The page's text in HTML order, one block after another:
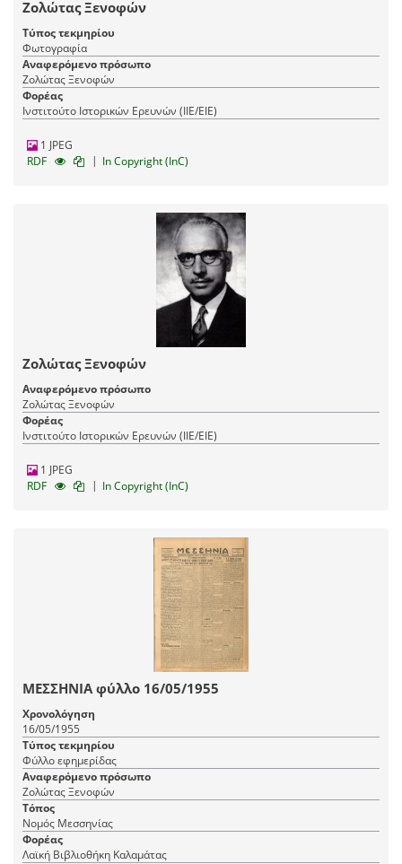
Ζολώτας Ξενοφών
Τύπος τεκμηρίου
Φωτογραφία
Αναφερόμενο πρόσωπο
Ζολώτας Ξενοφών
Φορέας
Ινστιτούτο Ιστορικών Ερευνών (ΙΙΕ/ΕΙΕ)
1 JPEG
RDF
| In Copyright (InC)
Ζολώτας Ξενοφών
Αναφερόμενο πρόσωπο
Ζολώτας Ξενοφών
Φορέας
Ινστιτούτο Ιστορικών Ερευνών (ΙΙΕ/ΕΙΕ)
1 JPEG
RDF
| In Copyright (InC)
ΜΕΣΣΗΝΙΑ φύλλο 16/05/1955
Χρονολόγηση
16/05/1955
Τύπος τεκμηρίου
Φύλλο εφημερίδας
Αναφερόμενο πρόσωπο
Ζολώτας Ξενοφών
Τόπος
Νομός Μεσσηνίας
Φορέας
Λαϊκή Βιβλιοθήκη Καλαμάτας